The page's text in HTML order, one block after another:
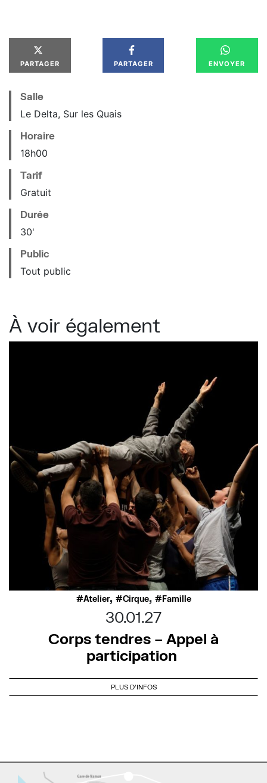
PARTAGER PARTAGER ENVOYER
Salle
Le Delta, Sur les Quais
Horaire
18h00
Tarif
Gratuit
Durée
30'
Public
Tout public
À voir également
Atelier, Cirque, Famille
30.01.27
Corps tendres – Appel à
participation
PLUS D'INFOS